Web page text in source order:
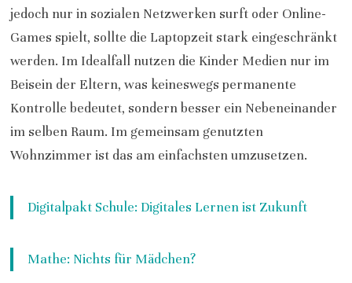
jedoch nur in sozialen Netzwerken surft oder Online-
Games spielt, sollte die Laptopzeit stark eingeschränkt
werden. Im Idealfall nutzen die Kinder Medien nur im
Beisein der Eltern, was keineswegs permanente
Kontrolle bedeutet, sondern besser ein Nebeneinander
im selben Raum. Im gemeinsam genutzten
Wohnzimmer ist das am einfachsten umzusetzen.
Digitalpakt Schule: Digitales Lernen ist Zukunft
Mathe: Nichts für Mädchen?